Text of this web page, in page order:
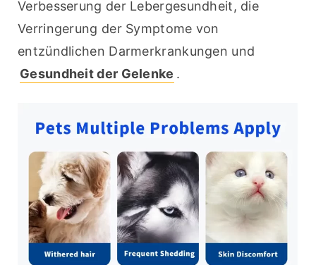
Verbesserung der Lebergesundheit, die
Verringerung der Symptome von
Gesundheit der Gelenke .